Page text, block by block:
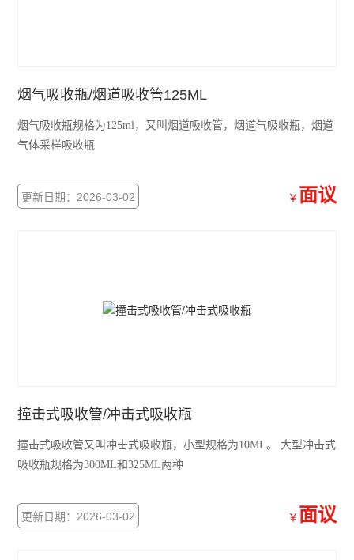
烟气吸收瓶/烟道吸收管125ML
烟气吸收瓶规格为125ml，又叫烟道吸收管，烟道气吸收瓶，烟道
气体采样吸收瓶
更新日期：2026-03-02 ￥ 面议
撞击式吸收管/冲击式吸收瓶
撞击式吸收管又叫冲击式吸收瓶，小型规格为10ML。 大型冲击式
吸收瓶规格为300ML和325ML两种
更新日期：2026-03-02 ￥ 面议